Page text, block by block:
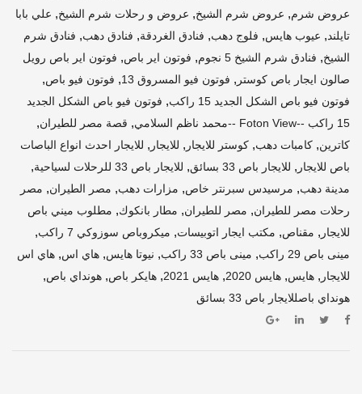
عروض شرم, عروض شرم الشيخ, عروض و رحلات شرم الشيخ, علي بابا
تايلند, عيوب هايس, فلوج دهب, فنادق الغردقة, فنادق دهب, فنادق شرم
الشيخ, فنادق شرم الشيخ 5 نجوم , فوتون اير باص, فوتون اير باص رويل
صالون ايجار باص كوستر , فوتون فيو المسروق 13 , فوتون فيو باص,
فوتون فيو باص الشكل الجديد 15 راكب , فوتون فيو باص الشكل الجديد
15 راكب --Foton View --محمد ناظم السلامي
, قصة مصر للطيران,
كاترين, كامبات دهب, كوستر للايجار , للايجار , للايجار احدث انواع الباصات
باص للايجار , للايجار باص 33 بسائق , للايجار باص 33 للرحلات لسياحية ,
مدينة دهب, مرسيدس سبرنتر خاص, مزارات دهب, مصر الطيران, مصر
رحلات مصر للطيران, مصر للطيران, مطار بانكوك, مطلوب ميني باص
للايجار , مقناص, مكتب ايجار اتوبيسات, ميكروباص سوزوكي 7 راكب ,
مينى باص 29 راكب , مينى باص 33 راكب , نيوتا هايس, هاي اس, هاي اس
للايجار , هايس, هايس 2020 , هايس 2021 , هايكر باص, هونداي باص,
هونداي باصللايجار باص 33 بسائق